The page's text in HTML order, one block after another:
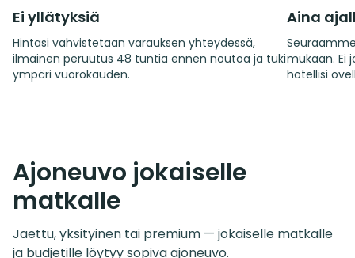
Ei yllätyksiä
Hintasi vahvistetaan varauksen yhteydessä,
ilmainen peruutus 48 tuntia ennen noutoa ja tuki
ympäri vuorokauden.
Aina
mukaan. Ei
hotellisi
Ajoneuvo jokaiselle
matkalle
Jaettu, yksityinen tai premium — jokaiselle matkalle
ja budjetille löytyy sopiva ajoneuvo.